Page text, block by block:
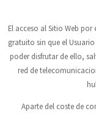
El acceso al Sitio Web
gratuito sin que el
poder disfrutar de ello,
red de
Aparte del coste de